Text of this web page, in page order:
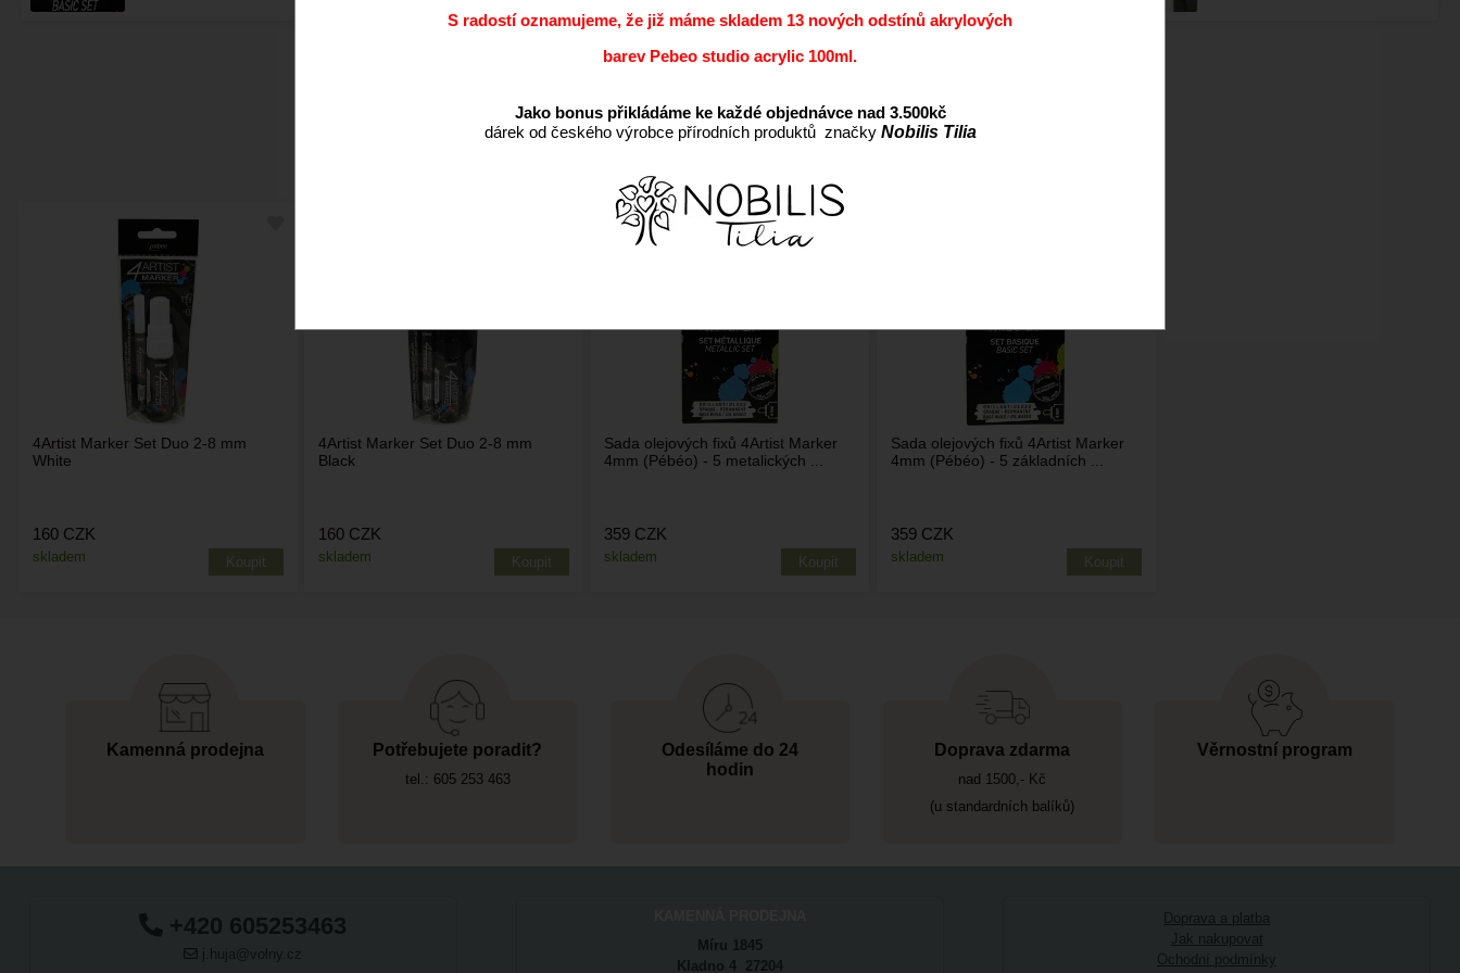
4Artist Marker Set Duo 2-8 mm
White
skladem
160 CZK
4Artist Marker Set Duo 2-8 mm
Black
skladem
160 CZK
Sada olejových fixů 4Artist Marker
4mm (Pébéo) - 5 metalických ...
skladem
359 CZK
Sada olejových fixů 4Artist Marker
4mm (Pébéo) - 5 základních ...
skladem
359 CZK
Kamenná prodejna Potřebujete poradit?
tel.: 605 253 463
Odesíláme do 24
hodin
Doprava zdarma
nad 1500,- Kč
(u standardních balíků)
Věrnostní program
+420 605253463
j.huja@volny.cz
Míru 1845
Kladno 4 27204
Doprava a platba
Jak nakupovat
Ochodní podmínky
S radostí oznamujeme, že již máme skladem 13 nových odstínů akrylových
barev Pebeo studio acrylic 100ml.
Jako bonus přikládáme ke každé objednávce nad 3.500kč
dárek od českého výrobce přírodních produktů značky Nobilis Tilia